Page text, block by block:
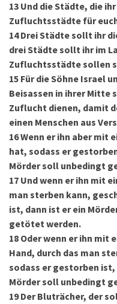
13 Und die Städte, die
Zufluchtsstädte für
14 Drei Städte sollt ihr
drei Städte sollt ihr im
Zufluchtsstädte sollen
15 Für die Söhne Israel
Beisassen in ihrer Mitte
Zuflucht dienen, damit
einen Menschen aus
16Wenn er ihn aber mit
hat, sodass er
Mörder soll unbedingt
17 Und wenn er ihn mit
man sterben kann,
ist, dann ist er ein
getötet werden.
18 Oder wenn er ihn mit
Hand, durch das man
sodass er gestorben
Mörder soll unbedingt
19 Der Bluträcher, der